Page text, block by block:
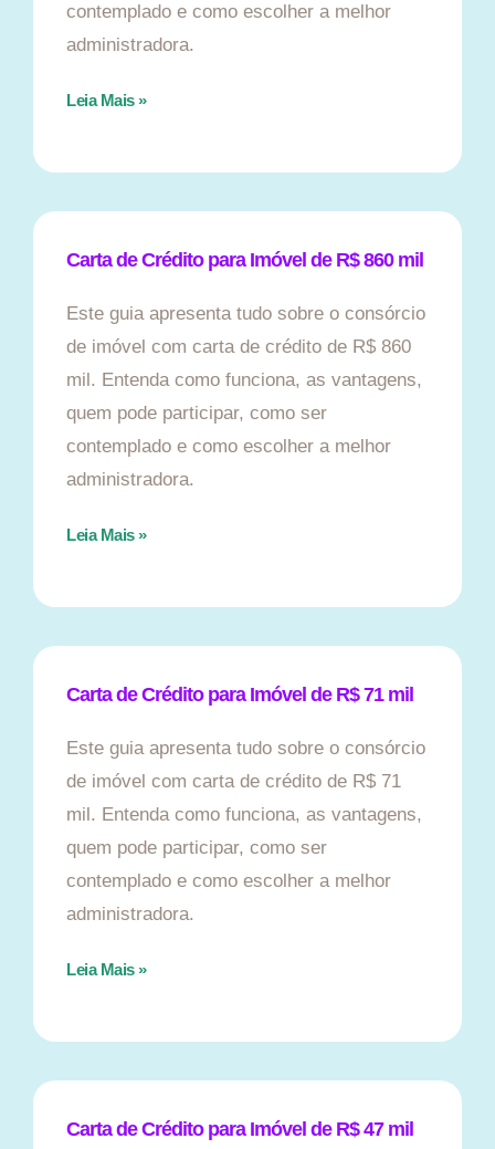
contemplado e como escolher a melhor
administradora.
Leia Mais »
Carta de Crédito para Imóvel de R$ 860 mil
Este guia apresenta tudo sobre o consórcio
de imóvel com carta de crédito de R$ 860
mil. Entenda como funciona, as vantagens,
quem pode participar, como ser
contemplado e como escolher a melhor
administradora.
Leia Mais »
Carta de Crédito para Imóvel de R$ 71 mil
Este guia apresenta tudo sobre o consórcio
de imóvel com carta de crédito de R$ 71
mil. Entenda como funciona, as vantagens,
quem pode participar, como ser
contemplado e como escolher a melhor
administradora.
Leia Mais »
Carta de Crédito para Imóvel de R$ 47 mil